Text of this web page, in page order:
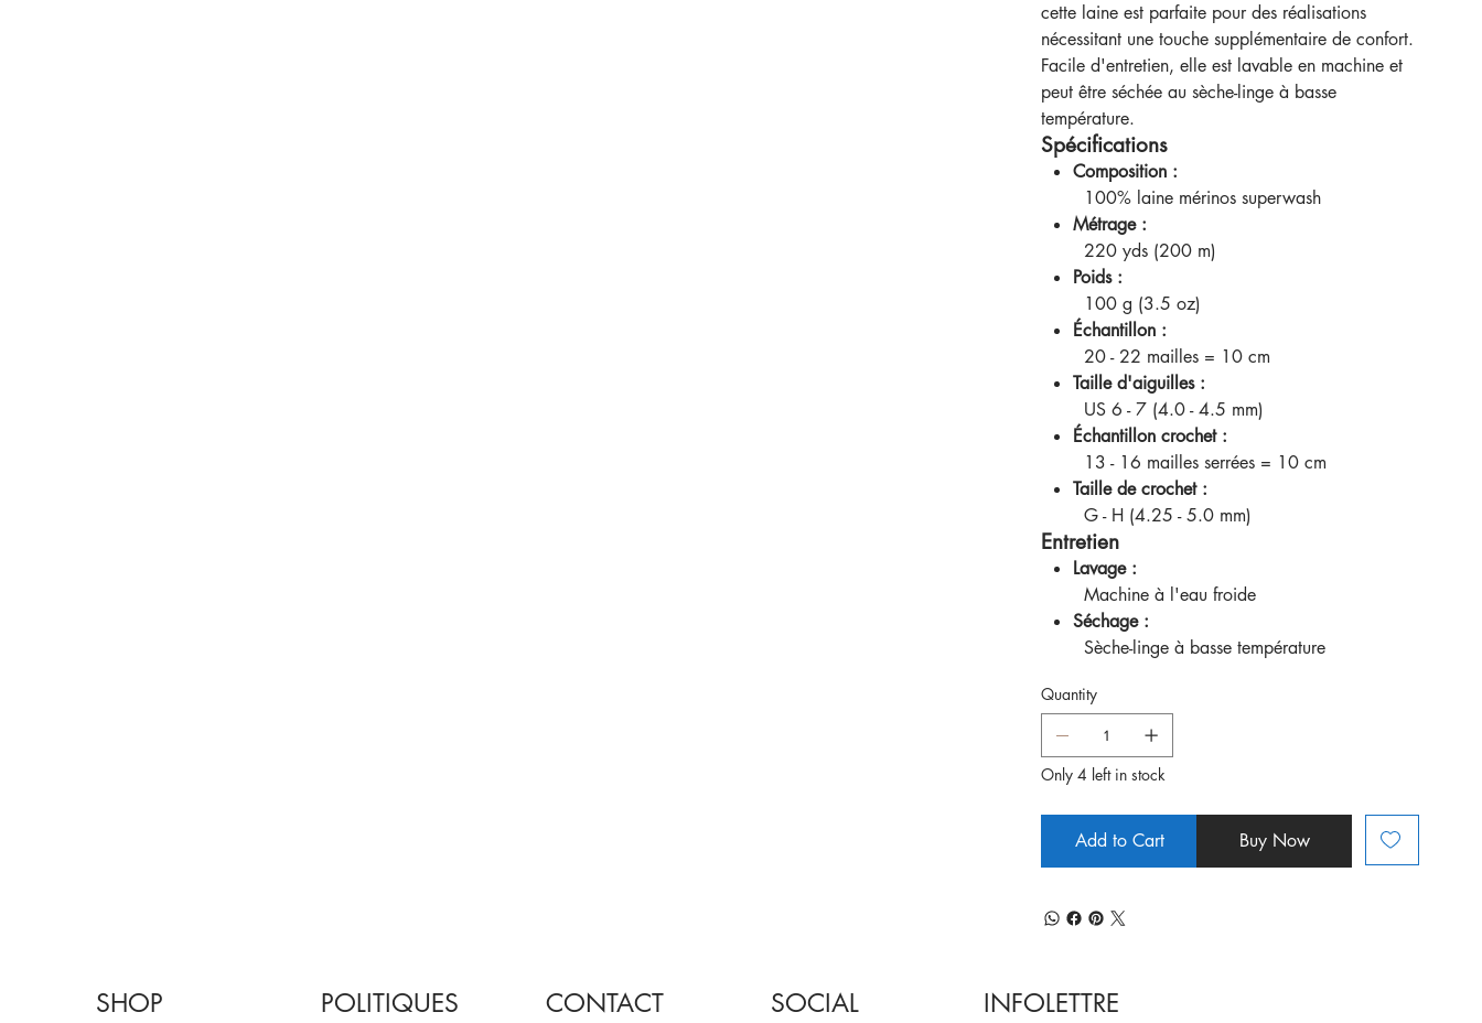
cette laine est parfaite pour des réalisations
nécessitant une touche supplémentaire de confort.
Facile d'entretien, elle est lavable en machine et
peut être séchée au sèche-linge à basse
température.
Spécifications
Composition :
100% laine mérinos superwash
Métrage :
220 yds (200 m)
Poids :
100 g (3.5 oz)
Échantillon :
20 - 22 mailles = 10 cm
Taille d'aiguilles :
US 6 - 7 (4.0 - 4.5 mm)
Échantillon crochet :
13 - 16 mailles serrées = 10 cm
Taille de crochet :
G - H (4.25 - 5.0 mm)
Entretien
Lavage :
Machine à l'eau froide
Séchage :
Sèche-linge à basse température
Quantity
Only 4 left in stock
Add to Cart Buy Now
SHOP POLITIQUES CONTACT SOCIAL INFOLETTRE